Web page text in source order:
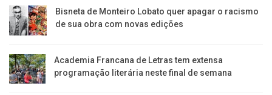
Bisneta de Monteiro Lobato quer apagar o racismo
de sua obra com novas edições
Academia Francana de Letras tem extensa
programação literária neste final de semana